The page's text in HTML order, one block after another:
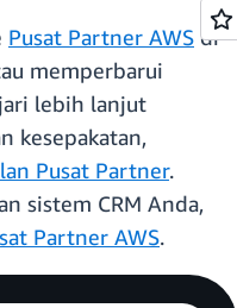
Pusat Partner AWS di
memperbarui
lebih lanjut
kesepakatan,
Pusat Partner.
sistem CRM Anda,
Partner AWS.